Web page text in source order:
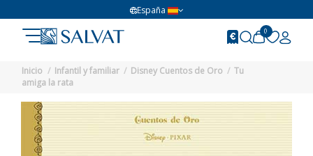
España
0
Inicio Infantil y familiar Disney Cuentos de Oro
Tu
amiga la rata